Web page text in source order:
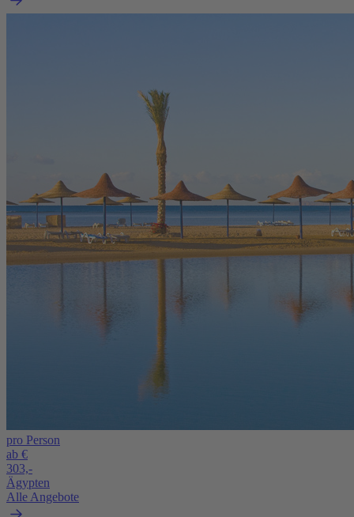
pro Person
ab €
303,-
Ägypten
Alle Angebote